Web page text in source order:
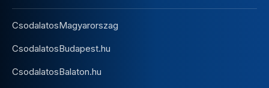
CsodalatosMagyarorszag
CsodalatosBudapest.hu
CsodalatosBalaton.hu